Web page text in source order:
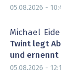
05.08.2026 -
Michael
Twint legt
und ernennt
05.08.2026 -